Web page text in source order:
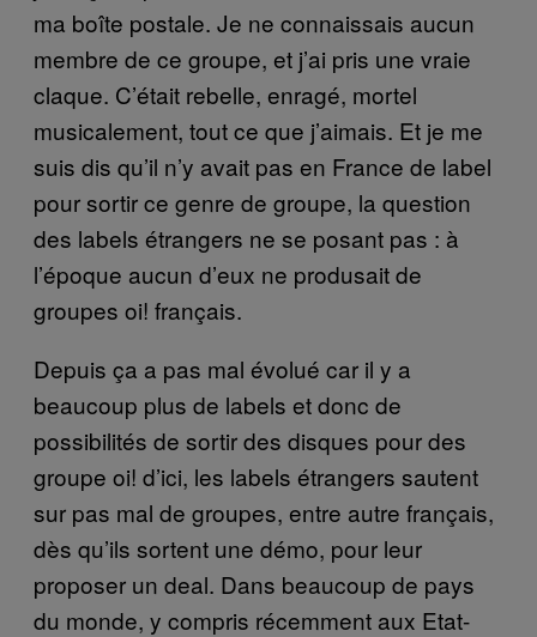
ma boîte postale. Je ne connaissais aucun
membre de ce groupe, et j’ai pris une vraie
claque. C’était rebelle, enragé, mortel
musicalement, tout ce que j’aimais. Et je me
suis dis qu’il n’y avait pas en France de label
pour sortir ce genre de groupe, la question
des labels étrangers ne se posant pas : à
l’époque aucun d’eux ne produsait de
groupes oi! français.
Depuis ça a pas mal évolué car il y a
beaucoup plus de labels et donc de
possibilités de sortir des disques pour des
groupe oi! d’ici, les labels étrangers sautent
sur pas mal de groupes, entre autre français,
dès qu’ils sortent une démo, pour leur
proposer un deal. Dans beaucoup de pays
du monde, y compris récemment aux Etat-